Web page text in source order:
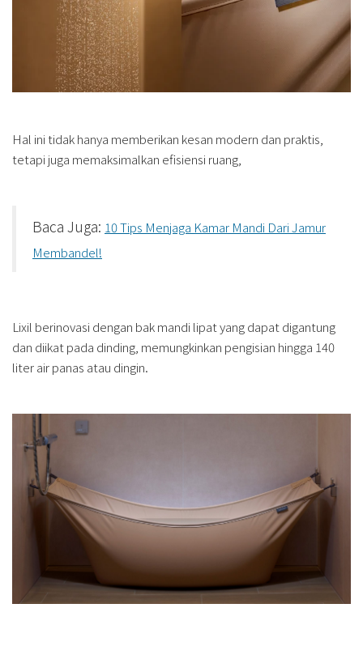
Hal ini tidak hanya memberikan kesan modern dan praktis,
tetapi juga memaksimalkan efisiensi ruang,
Baca Juga: 10 Tips Menjaga Kamar Mandi Dari Jamur
Membandel!
Lixil berinovasi dengan bak mandi lipat yang dapat digantung
dan diikat pada dinding, memungkinkan pengisian hingga 140
liter air panas atau dingin.